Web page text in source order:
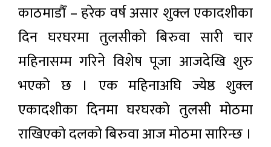
काठमाडौँ – हरेक वर्ष असार शुक्ल एकादशीका
दिन घरघरमा तुलसीको बिरुवा सारी चार
महिनासम्म गरिने विशेष पूजा आजदेखि शुरु
भएको छ । एक महिनाअघि ज्येष्ठ शुक्ल
एकादशीका दिनमा घरघरको तुलसी मोठमा
राखिएको दलको बिरुवा आज मोठमा सारिन्छ ।